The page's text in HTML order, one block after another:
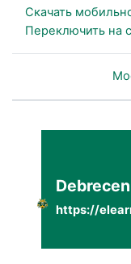
Скачать
Переключить на
https://